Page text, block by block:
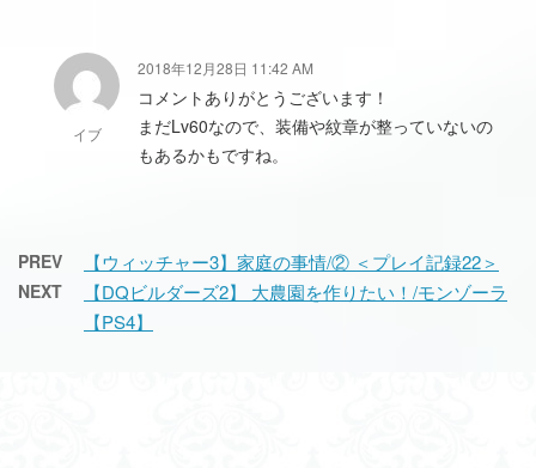
イブ
2018年12月28日 11:42 AM
コメントありがとうございます！
まだLv60なので、装備や紋章が整っていないの
もあるかもですね。
PREV 【ウィッチャー3】家庭の事情/② ＜プレイ記録22＞
NEXT
【DQビルダーズ2】 大農園を作りたい！/モンゾーラ
【PS4】